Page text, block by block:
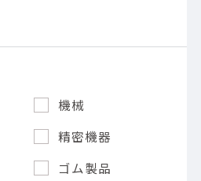
機械
精密機器
ゴム製品